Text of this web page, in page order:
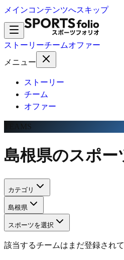
メインコンテンツへスキップ
ストーリーチームオファー
メニュー
ストーリー
チーム
オファー
TEAMS
島根県のスポー
カテゴリ
島根県
スポーツを選択
該当するチームはまだ登録され